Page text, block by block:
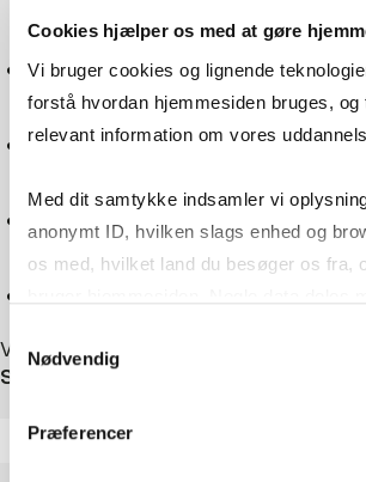
Cookies hjælper os med at gøre
Vi bruger cookies og lignende
forstå hvordan hjemmesiden bruges,
relevant information om vores
Med dit samtykke indsamler vi
anonymt ID, hvilken slags enhed og
os med, hvilket land du besøger os fra,
markedsføring. Du bestemmer selv - og
Nødvendig
Præferencer
Skatteret
Sociologi
Teknologi
Viser 1 ud af 1 arrangementer
Sortér efter